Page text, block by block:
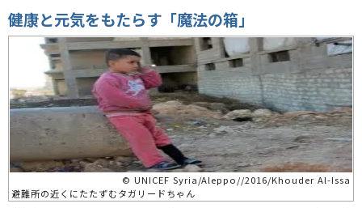
健康と元気をもたらす「魔法の箱」
© UNICEF Syria/Aleppo//2016/Khouder Al-Issa
避難所の近くにたたずむタガリードちゃん